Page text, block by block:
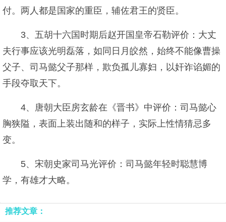
付。两人都是国家的重臣，辅佐君王的贤臣。
3、五胡十六国时期后赵开国皇帝石勒评价：大丈
夫行事应该光明磊落，如同日月皎然，始终不能像曹操
父子、司马懿父子那样，欺负孤儿寡妇，以奸诈谄媚的
手段夺取天下。
4、唐朝大臣房玄龄在《晋书》中评价：司马懿心
胸狭隘，表面上装出随和的样子，实际上性情猜忌多
变。
5、宋朝史家司马光评价：司马懿年轻时聪慧博
学，有雄才大略。
推荐文章：